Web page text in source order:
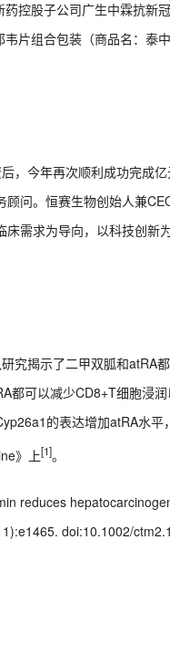
控股子公司广生中霖抗新
片组合包装（商品名：泰
，今年再次顺利成功完成
问。恒赛生物创始人兼
需求为导向，以科技创新
究揭示了二甲双胍和atRA
都可以减少CD8+T细胞浸
的表达增加atRA水
》上[1]。
reduces
doi:10.1002/